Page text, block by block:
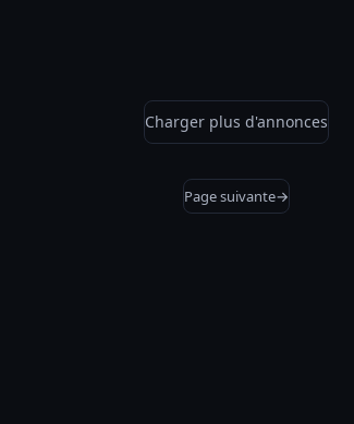
Charger plus d'annonces
Page suivante→